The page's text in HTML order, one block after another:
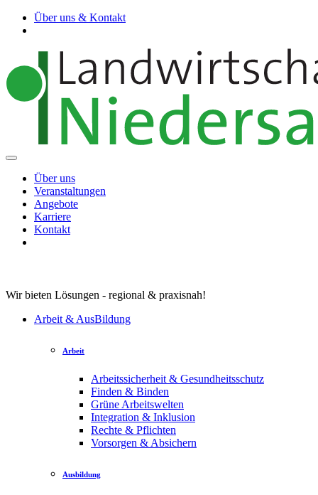
Über uns & Kontakt
Über uns
Veranstaltungen
Angebote
Karriere
Kontakt
Wir bieten Lösungen - regional & praxisnah!
Arbeit & AusBildung
Arbeit
Arbeitssicherheit & Gesundheitsschutz
Finden & Binden
Grüne Arbeitswelten
Integration & Inklusion
Rechte & Pflichten
Vorsorgen & Absichern
Ausbildung